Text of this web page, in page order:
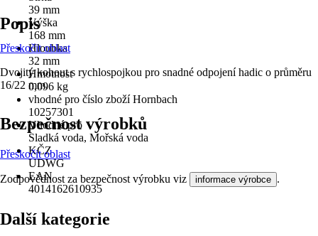
39 mm
Výška
168 mm
Hloubka
32 mm
Hmotnost
0,096 kg
vhodné pro číslo zboží Hornbach
10257301
Vhodné pro
Sladká voda, Mořská voda
KČZ
UDWG
EAN
4014162610935
Popis
Přeskočit oblast
Dvojitý kohout s rychlospojkou pro snadné odpojení hadic o průměru
16/22 mm.
Bezpečnost výrobků
Přeskočit oblast
Zodpovědnost za bezpečnost výrobku viz informace výrobce .
Další kategorie